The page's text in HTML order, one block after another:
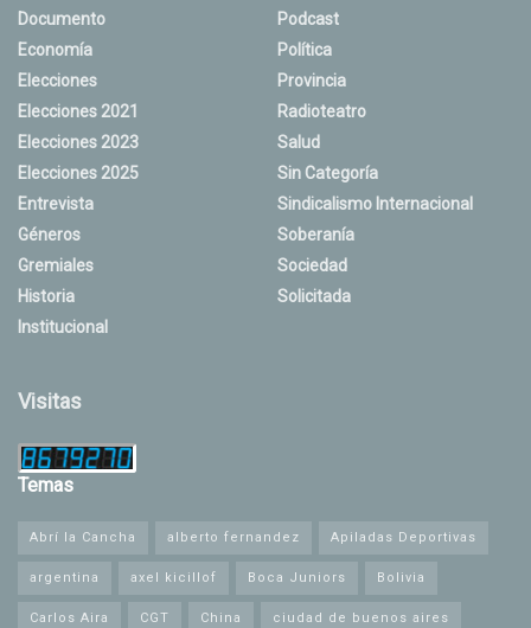
Documento
Economía
Elecciones
Elecciones 2021
Elecciones 2023
Elecciones 2025
Entrevista
Géneros
Gremiales
Historia
Institucional
Podcast
Política
Provincia
Radioteatro
Salud
Sin Categoría
Sindicalismo Internacional
Soberanía
Sociedad
Solicitada
Visitas
Temas
Abrí la Cancha alberto fernandez Apiladas Deportivas
argentina axel kicillof Boca Juniors Bolivia
Carlos Aira CGT China ciudad de buenos aires